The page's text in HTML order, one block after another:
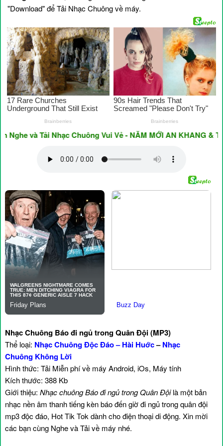
"Download" để Tải Nhạc Chuông về máy.
và Tải Nhạc Chuông Vui Vẻ - NĂM MỚI AN KHANG &
Nhạc Chuông Báo đi ngủ trong Quân Đội (MP3)
Thể loại: Nhạc Chuông Độc Đáo – Hài Huớc–Nhạc
Chuông Không Lời
Hình thức: Tải Miễn phí về máy Android, iOs, Máy tính
Kích thước: 388 Kb
Giới thiệu: Nhạc chuông Báo đi ngủ trong Quân Độilà một bản
nhạc nền âm thanh tiếng kèn báo đến giờ đi ngủ trong quân đội
mp3 độc đáo, Hot Tik Tok dành cho điện thoại di động. Xin mời
các bạn cùng Nghe và Tải về máy nhé.